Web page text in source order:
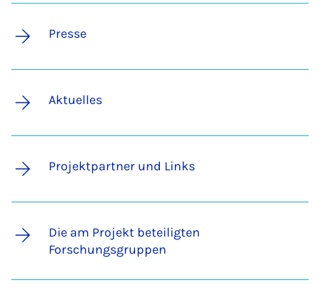
Presse
Aktuelles
Projektpartner und Links
Die am Projekt beteiligten
Forschungsgruppen